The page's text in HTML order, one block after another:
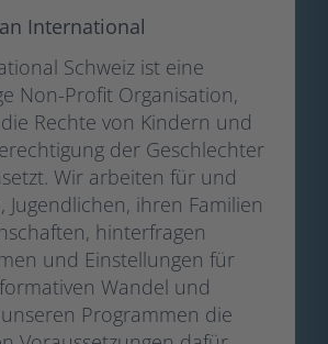
International
Schweiz ist eine
Non-Profit Organisation,
Rechte von Kindern und
der Geschlechter
Wir arbeiten für und
Jugendlichen, ihren Familien
hinterfragen
und Einstellungen für
Wandel und
Programmen die